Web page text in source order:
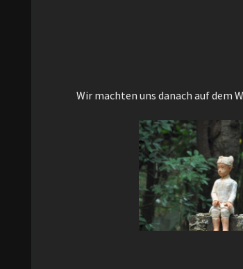
Wir machten uns danach auf dem